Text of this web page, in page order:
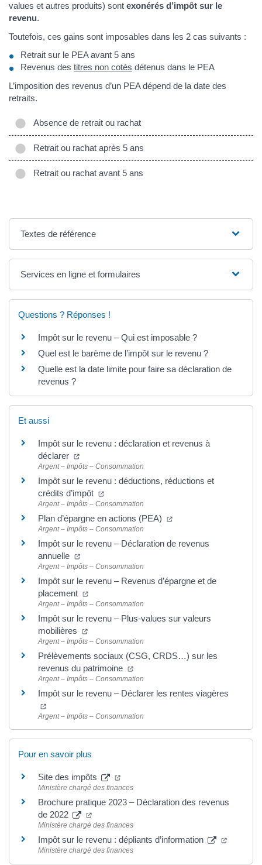
values et autres produits) sont exonérés d’impôt sur le
revenu.
Toutefois, ces gains sont imposables dans les 2 cas suivants :
Retrait sur le PEA avant 5 ans
Revenus des titres non cotés détenus dans le PEA
L’imposition des revenus d’un PEA dépend de la date des
retraits.
Absence de retrait ou rachat
Retrait ou rachat après 5 ans
Retrait ou rachat avant 5 ans
Textes de référence
Services en ligne et formulaires
Questions ? Réponses !
Impôt sur le revenu – Qui est imposable ?
Quel est le barème de l’impôt sur le revenu ?
Quelle est la date limite pour faire sa déclaration de
revenus ?
Et aussi
Impôt sur le revenu : déclaration et revenus à
déclarer
Argent – Impôts – Consommation
Impôt sur le revenu : déductions, réductions et
crédits d’impôt
Argent – Impôts – Consommation
Plan d’épargne en actions (PEA)
Argent – Impôts – Consommation
Impôt sur le revenu – Déclaration de revenus
annuelle
Argent – Impôts – Consommation
Impôt sur le revenu – Revenus d’épargne et de
placement
Argent – Impôts – Consommation
Impôt sur le revenu – Plus-values sur valeurs
mobilières
Argent – Impôts – Consommation
Prélèvements sociaux (CSG, CRDS…) sur les
revenus du patrimoine
Argent – Impôts – Consommation
Impôt sur le revenu – Déclarer les rentes viagères
Argent – Impôts – Consommation
Pour en savoir plus
Site des impôts
Ministère chargé des finances
Brochure pratique 2023 – Déclaration des revenus
de 2022
Ministère chargé des finances
Impôt sur le revenu : dépliants d’information
Ministère chargé des finances